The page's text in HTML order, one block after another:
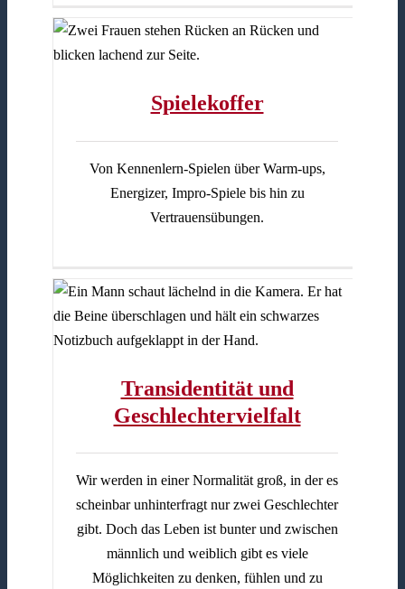
Spielekoffer
Von Kennenlern-Spielen über Warm-ups,
Energizer, Impro-Spiele bis hin zu
Vertrauensübungen.
Transidentität und
Geschlechtervielfalt
Wir werden in einer Normalität groß, in der es
scheinbar unhinterfragt nur zwei Geschlechter
gibt. Doch das Leben ist bunter und zwischen
männlich und weiblich gibt es viele
Möglichkeiten zu denken, fühlen und zu